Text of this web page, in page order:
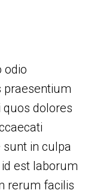
odio
praesentium
dolores
in culpa
est laborum
rerum facilis